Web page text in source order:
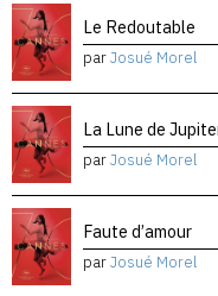
Le Redoutable
parJosué Morel
La Lune de
parJosué Morel
Faute d’amour
parJosué Morel